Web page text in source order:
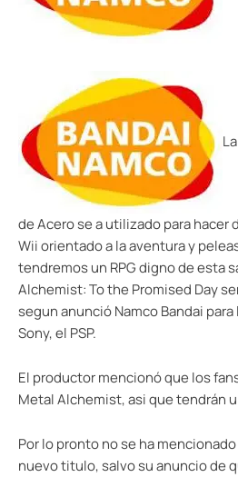
de Acero se a utilizado para hacer
Wii orientado a la aventura y
tendremos un RPG digno de esta
Alchemist: To the Promised Day
segun anunció Namco Bandai
Sony, el PSP.
El productor mencionó que los
Metal Alchemist, asi que tendrán
Por lo pronto no se ha
nuevo titulo, salvo su anuncio de